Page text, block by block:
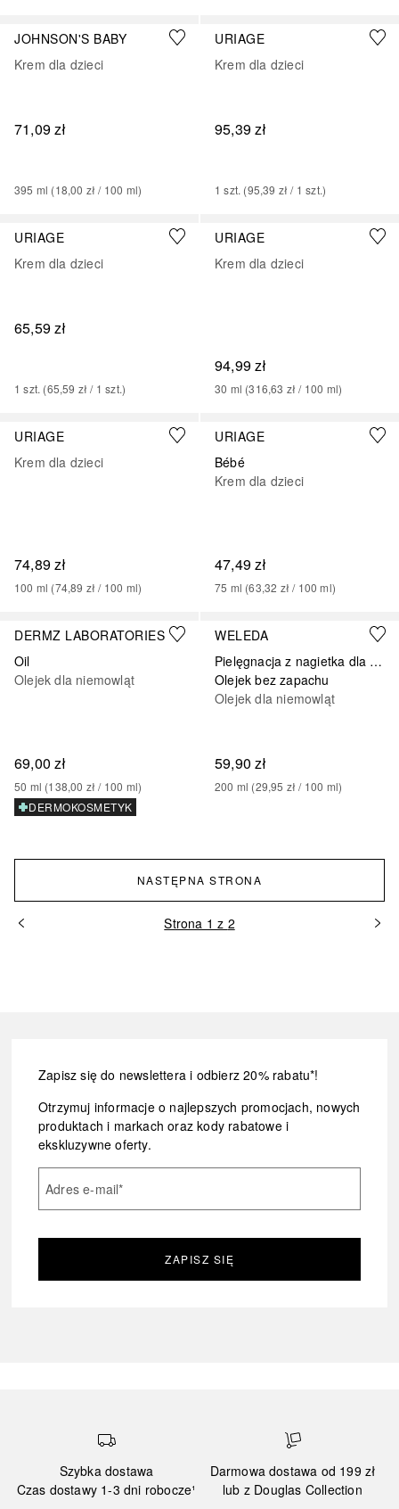
JOHNSON'S BABY
Krem dla dzieci
71,09 zł
395 ml (18,00 zł / 100 ml)
URIAGE
Krem dla dzieci
95,39 zł
1 szt. (95,39 zł / 1 szt.)
URIAGE
Krem dla dzieci
65,59 zł
1 szt. (65,59 zł / 1 szt.)
URIAGE
Krem dla dzieci
94,99 zł
30 ml (316,63 zł / 100 ml)
URIAGE
Krem dla dzieci
74,89 zł
100 ml (74,89 zł / 100 ml)
URIAGE
Bébé
Krem dla dzieci
47,49 zł
75 ml (63,32 zł / 100 ml)
DERMZ LABORATORIES
Oil
Olejek dla niemowląt
69,00 zł
50 ml (138,00 zł / 100 ml)
DERMOKOSMETYK
WELEDA
Pielęgnacja z nagietka dla dzieci
Olejek bez zapachu
Olejek dla niemowląt
59,90 zł
200 ml (29,95 zł / 100 ml)
NASTĘPNA STRONA
Strona 1 z 2
Zapisz się do newslettera i odbierz 20% rabatu*!
Otrzymuj informacje o najlepszych promocjach, nowych
produktach i markach oraz kody rabatowe i
ekskluzywne oferty.
Adres e-mail*
ZAPISZ SIĘ
Szybka dostawa
Czas dostawy 1-3 dni robocze¹
Darmowa dostawa od 199 zł
lub z Douglas Collection